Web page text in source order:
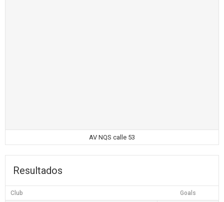
AV NQS calle 53
Resultados
Club Goals